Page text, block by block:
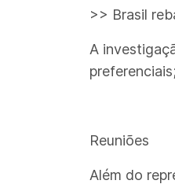
>> Brasil
A
Reuniões
Além do